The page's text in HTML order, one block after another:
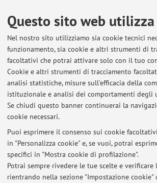
Questo sito web
Nel nostro sito utilizziamo sia cookie tecnici
funzionamento, sia cookie e altri strumenti di
facoltativi che potrai attivare solo con il tuo
Cookie e altri strumenti di tracciamento
analisi statistiche, misure sull'efficacia della
istituzionale e analisi dei comportamenti degli
Se chiudi questo banner continuerai la
cookie necessari.
Puoi esprimere il consenso sui cookie
in "Personalizza cookie" e, se vuoi, potrai
specifici in "Mostra cookie di profilazione".
Potrai sempre rivedere le tue scelte e
rientrando nella sezione "Impostazione cookie"
VALUTAZIONE DELLE
ALLA PRODUZIONE E UTILIZZO
MISURAZIONE ECONOMICA DEGLI
POLITICHE ENERGETICHE E AMBIENTALI
COOPERAZIONE ENERGETICA E
SVILUPPATI E PAESI IN VIA DI SVILUPPO
Ultimi avvisi
Al momento non sono presenti